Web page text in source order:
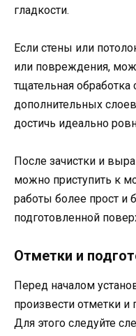
гладкости.
Если стены или
или повреждения,
тщательная
дополнительных
достичь идеально
После зачистки и
можно приступить к
работы более прост и
подготовленной
Отметки и
Перед началом
произвести отметки и
Для этого следуйте